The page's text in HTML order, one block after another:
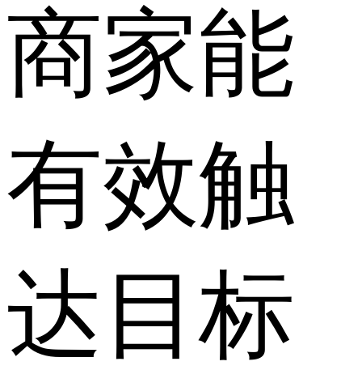
商家能
有效触
达目标